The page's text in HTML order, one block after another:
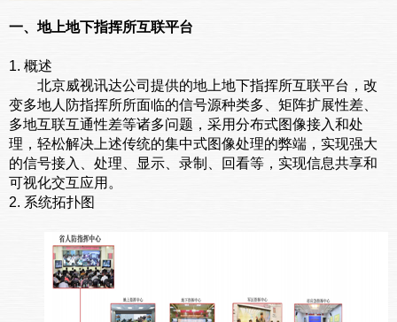
一、地上地下指挥所互联平台
1. 概述
北京威视讯达公司提供的地上地下指挥所互联平台，改
变多地人防指挥所所面临的信号源种类多、矩阵扩展性差、
多地互联互通性差等诸多问题，采用分布式图像接入和处
理，轻松解决上述传统的集中式图像处理的弊端，实现强大
的信号接入、处理、显示、录制、回看等，实现信息共享和
可视化交互应用。
2. 系统拓扑图